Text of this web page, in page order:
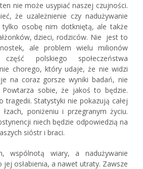
nie może usypiać naszej czujności.
że uzależnienie czy nadużywanie
tylko osobę nim dotkniętą, ale także
dzieci, rodziców. Nie jest to
ale problem wielu milionów
polskiego społeczeństwa
chorego, który udaje, że nie widzi
na coraz gorsze wyniki badań, nie
Powtarza sobie, że jakoś to będzie.
Statystyki nie pokazują całej
poniżeniu i przegranym życiu.
niech będzie odpowiedzią na
sióstr i braci.
wspólnotą wiary, a nadużywanie
osłabienia, a nawet utraty. Zawsze